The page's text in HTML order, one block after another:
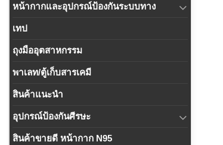
หน้ากากและอุปกรณ์ป้องกันระบบทาง
เทป
ถุงมืออุตสาหกรรม
พาเลท/ตู้เก็บสารเคมี
สินค้าแนะนำ
อุปกรณ์ป้องกันศีรษะ
สินค้าขายดี หน้ากาก N95